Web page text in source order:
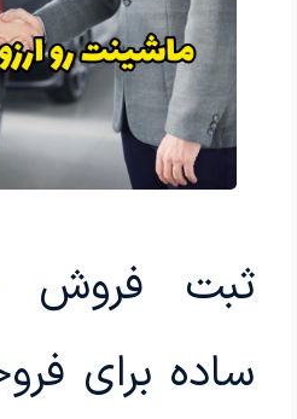
ثبت فروش
ساده برای